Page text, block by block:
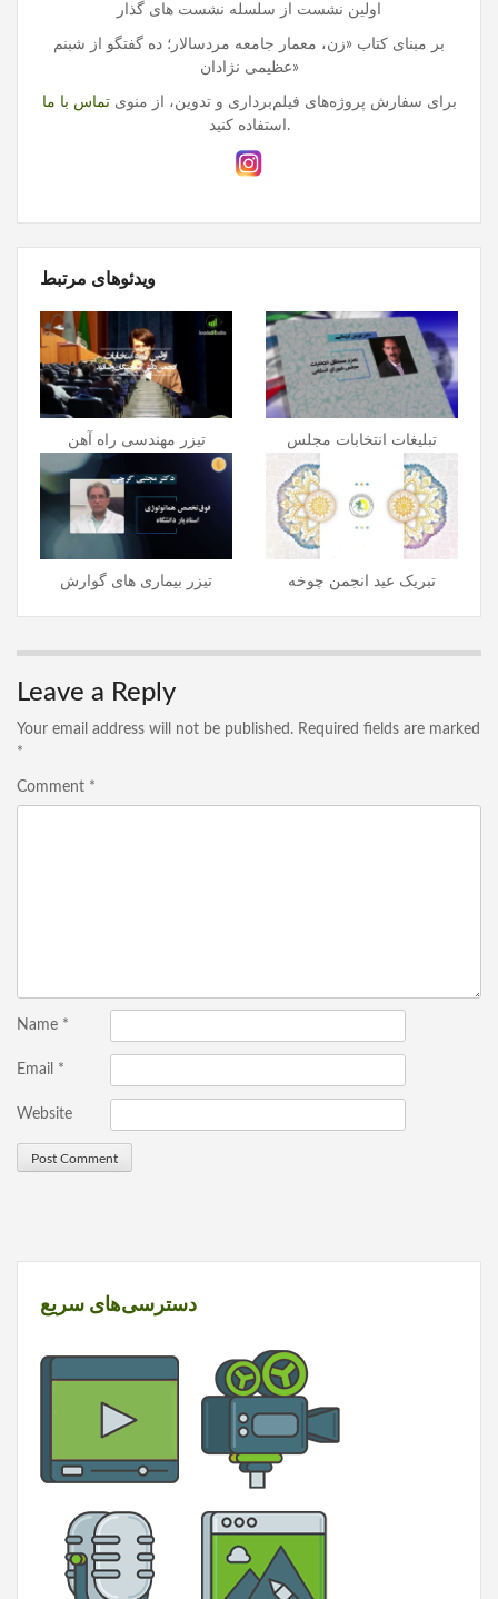
اولین نشست از سلسله نشست های گذار
بر مبنای کتاب «زن، معمار جامعه مردسالار؛ ده گفتگو از شبنم
عظیمی نژادان»
برای سفارش پروژه‌های فیلم‌برداری و تدوین، از منویتماس با ما
استفاده کنید.
ویدئوهای مرتبط
تیزر مهندسی راه آهن تبلیغات انتخابات مجلس
تیزر بیماری های گوارش تبریک عید انجمن چوخه
Leave a Reply
Your email address will not be published. Required fields are marked
*
Comment *
Name *
Email *
Website
دسترسی‌های سریع